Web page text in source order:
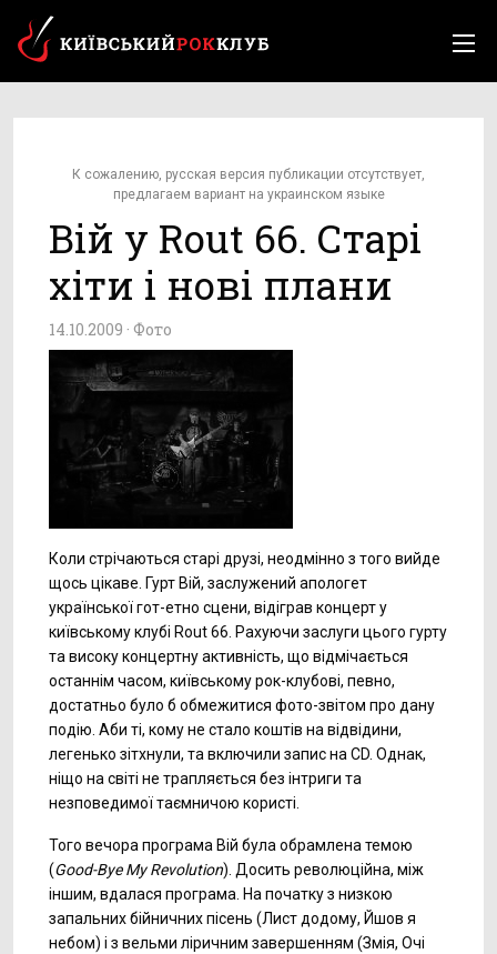
К сожалению, русская версия публикации отсутствует,
предлагаем вариант на украинском языке
Вій у Rout 66. Старі
хіти і нові плани
14.10.2009 · Фото
Коли стрічаються старі друзі, неодмінно з того вийде
щось цікаве. Гурт Вій, заслужений апологет
української гот-етно сцени, відіграв концерт у
київському клубі Rout 66. Рахуючи заслуги цього гурту
та високу концертну активність, що відмічається
останнім часом, київському рок-клубові, певно,
достатньо було б обмежитися фото-звітом про дану
подію. Аби ті, кому не стало коштів на відвідини,
легенько зітхнули, та включили запис на СD. Однак,
ніщо на світі не трапляється без інтриги та
незповедимої таємничою користі.
Того вечора програма Вій була обрамлена темою
(Good-Bye My Revolution). Досить революційна, між
іншим, вдалася програма. На початку з низкою
запальних бійничних пісень (Лист додому, Йшов я
небом) і з вельми ліричним завершенням (Змія, Очі